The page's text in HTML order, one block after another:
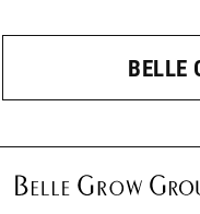
BELLE